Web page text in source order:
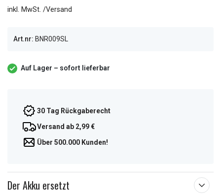
inkl. MwSt. /Versand
Art.nr: BNR009SL
Auf Lager – sofort lieferbar
30 Tag Rückgaberecht
Versand ab 2,99 €
Über 500.000 Kunden!
Der Akku ersetzt